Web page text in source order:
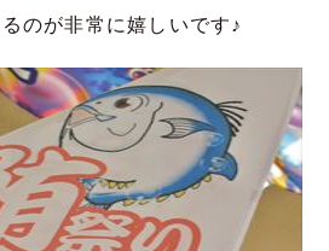
のが非常に嬉しいです♪